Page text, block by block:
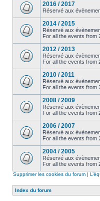
2016 / 2017
Réservé aux
2014 / 2015
Réservé aux
For all the events from
2012 / 2013
Réservé aux
For all the events from
2010 / 2011
Réservé aux
For all the events from
2008 / 2009
Réservé aux
For all the events from
2006 / 2007
Réservé aux
For all the events from
2004 / 2005
Réservé aux
For all the events from
Supprimer les cookies du forum |
Index du forum